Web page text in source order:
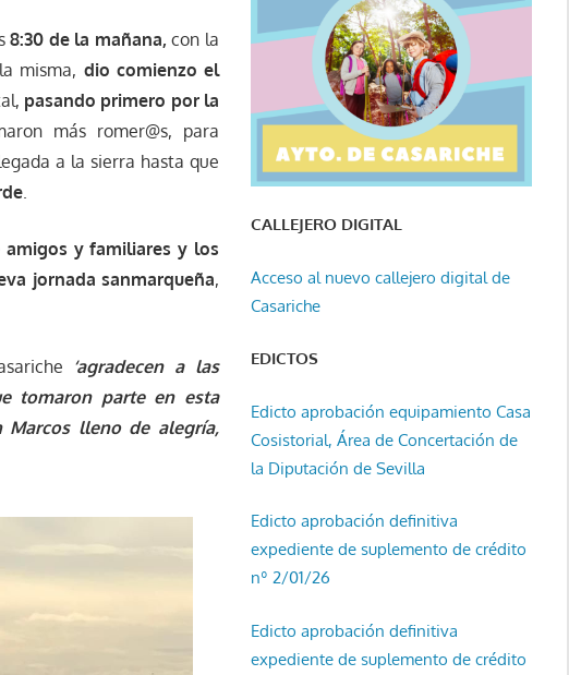
8:30 de la mañana, con la
misma, dio comienzo el
pasando primero por la
más romer@s, para
a la sierra hasta que
.
y familiares y los
jornada sanmarqueña,
‘agradecen a las
tomaron parte en esta
lleno de alegría,
CALLEJERO DIGITAL
Acceso al nuevo callejero digital de
Casariche
EDICTOS
Edicto aprobación equipamiento Casa
Cosistorial, Área de Concertación de
la Diputación de Sevilla
Edicto aprobación definitiva
expediente de suplemento de crédito
nº 2/01/26
Edicto aprobación definitiva
expediente de suplemento de crédito